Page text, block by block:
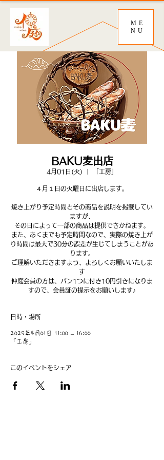
ME
NU
BAKU麦出店
4月01日(火) 「工房」
４月１日の火曜日に出店します。
焼き上がり予定時間とその商品を説明を掲載してい
ますが、
その日によって一部の商品は提供できかねます。
また、あくまでも予定時間なので、実際の焼き上が
り時間は最大で30分の誤差が生じてしまうことがあ
ります。
ご理解いただきますよう、よろしくお願いいたしま
す
仲庭会員の方は、パン1つに付き10円引きになりま
すので、会員証の提示をお願いします♪
日時・場所
2025年4月01日 11:00 – 16:00
「工房」
このイベントをシェア